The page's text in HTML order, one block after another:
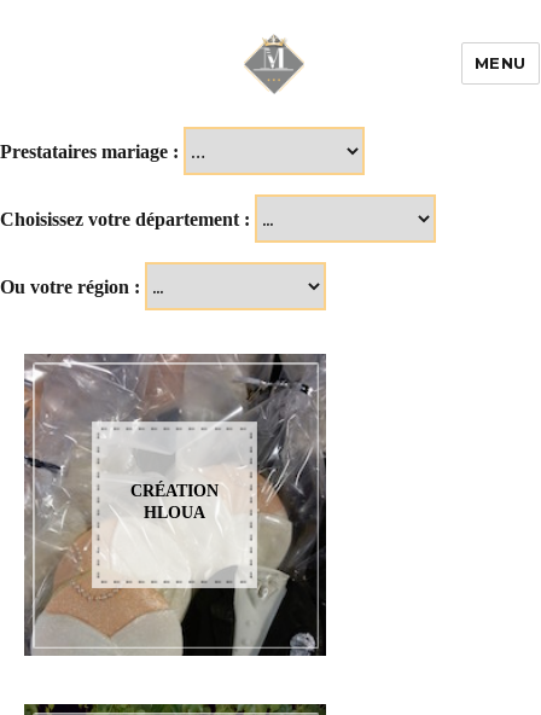
MENU
Prestataires mariage :
Choisissez votre département :
Ou votre région :
CRÉATION
HLOUA